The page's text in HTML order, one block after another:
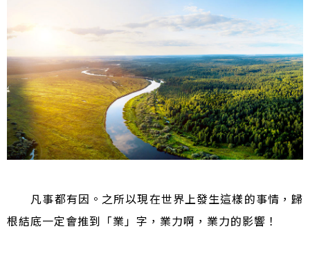
凡事都有因。之所以現在世界上發生這樣的事情，歸
根結底一定會推到「業」字，業力啊，業力的影響！